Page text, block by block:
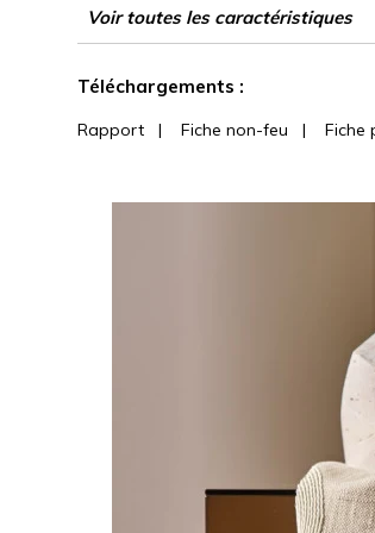
Raccord
Poids g/m²
Performance Accoustique
Usage
Entretien
Pays d'origine
Rapport Horizontal
Rapport Vertical
Caractéristiques Outdoor
Voir toutes les caractéristiques
Téléchargements :
Rapport| Fiche non-feu | Fiche